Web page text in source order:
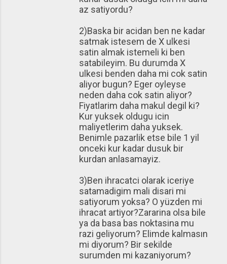
az satiyordu?
2)Baska bir acidan ben ne kadar
satmak istesem de X ulkesi
satin almak istemeli ki ben
satabileyim. Bu durumda X
ulkesi benden daha mi cok satin
aliyor bugun? Eger oyleyse
neden daha cok satin aliyor?
Fiyatlarim daha makul degil ki?
Kur yuksek oldugu icin
maliyetlerim daha yuksek.
Benimle pazarlik etse bile 1 yil
onceki kur kadar dusuk bir
kurdan anlasamayiz.
3)Ben ihracatci olarak iceriye
satamadigim mali disari mi
satiyorum yoksa? O yüzden mi
ihracat artiyor?Zararina olsa bile
ya da basa bas noktasina mu
razi geliyorum? Elimde kalmasın
mi diyorum? Bir sekilde
surumden mi kazaniyorum?